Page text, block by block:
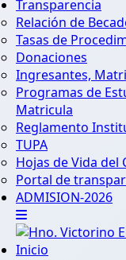
Transparencia
Relación de
Tasas de
Donaciones
Ingresantes,
Programas de
Matricula
Reglamento
TUPA
Hojas de Vida del
Portal de
ADMISION-2026
Inicio